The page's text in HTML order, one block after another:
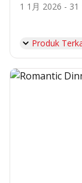
1 1月 2026 - 31
Produk